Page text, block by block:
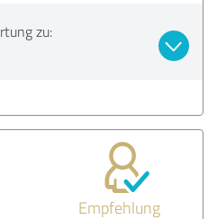
zu:
Empfehlung